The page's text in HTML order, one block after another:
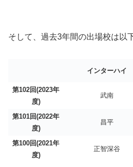
そして、過去3年間の出場校は以
インターハイ
第102回(2023年
度)
武南
第101回(2022年
度)
昌平
第100回(2021年
度)
正智深谷